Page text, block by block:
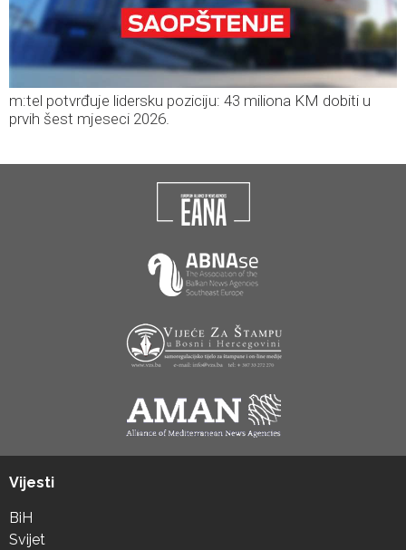
m:tel potvrđuje lidersku poziciju: 43 miliona KM dobiti u
prvih šest mjeseci 2026.
Vijesti
BiH
Svijet